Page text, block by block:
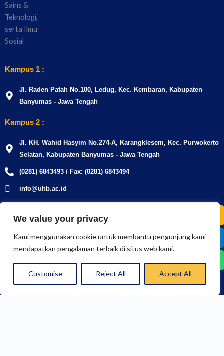
We value your privacy
Kami menggunakan cookie untuk membantu pengunjung kami
mendapatkan pengalaman terbaik di situs web kami.
Customise Reject All Accept All
W
Kampus 1 :
Jl. Raden Patah No.100, Ledug, Kec. Kembaran, Kabupaten
Banyumas - Jawa Tengah
Kampus 2 :
Jl. KH. Wahid Hasyim No.274-A, Karangklesem, Kec. Purwokerto
Selatan, Kabupaten Banyumas - Jawa Tengah
(0281) 6843493 / Fax: (0281) 6843494
info@uhb.ac.id
Tautan Penting
LPM PERPUSTAKAAN
SCALSA
UJIAN SIAKAD TRACER AKREDITASIKEMAHASISWAAN